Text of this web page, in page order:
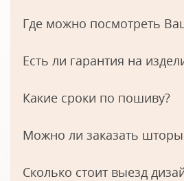
Где можно посмотреть
Есть ли гарантия на
Какие сроки по пошиву?
Можно ли заказать шторы
Сколько стоит выезд